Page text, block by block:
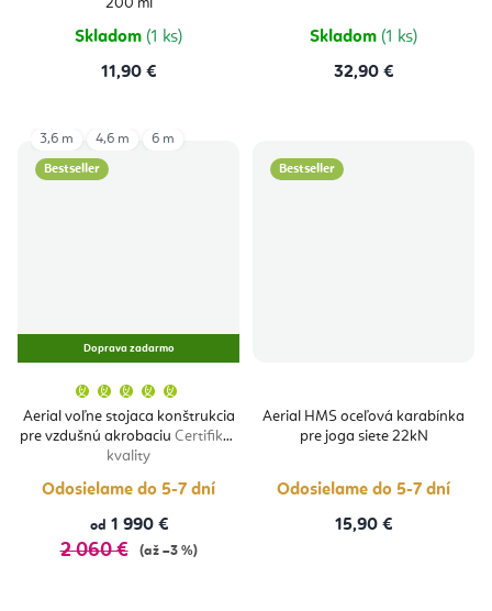
200 ml
Skladom (1 ks)
11,90 €
Skladom (1 ks)
32,90 €
Bestseller
Doprava zadarmo
Aerial voľne stojaca konštrukcia
pre vzdušnú akrobaciu Certifikát
kvality
produktu
je
5,0
hviezdičiek.
Odosielame do 5-7 dní
od 1 990 €
2 060 € (až –3 %)
3,6 m 4,6 m 6 m
Bestseller
Aerial HMS oceľová karabínka
pre joga siete 22kN
Odosielame do 5-7 dní
15,90 €